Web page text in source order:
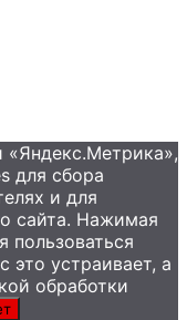
«Яндекс.Метрика»,
для сбора
и для
сайта. Нажимая
пользоваться
это устраивает, а
обработки